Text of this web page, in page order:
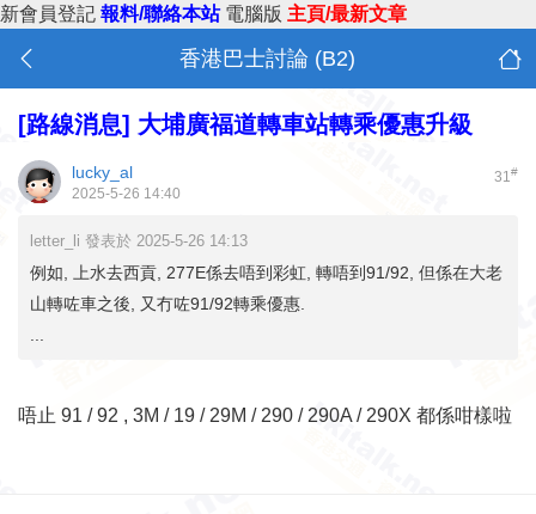
新會員登記 報料/聯絡本站 電腦版 主頁/最新文章
香港巴士討論 (B2)
[路線消息] 大埔廣福道轉車站轉乘優惠升級
31#
lucky_al
2025-5-26 14:40
letter_li 發表於 2025-5-26 14:13
例如, 上水去西貢, 277E係去唔到彩虹, 轉唔到91/92, 但係在大老
山轉咗車之後, 又冇咗91/92轉乘優惠.
唔止 91 / 92 , 3M / 19 / 29M / 290 / 290A / 290X 都係咁樣啦